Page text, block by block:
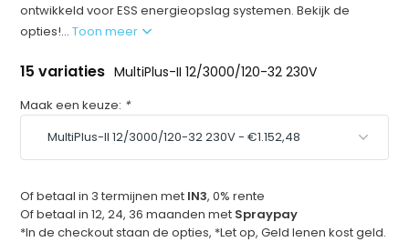
ontwikkeld voor ESS energieopslag systemen. Bekijk de
opties!...Toon meer
15 variaties MultiPlus-II 12/3000/120-32 230V
Maak een keuze: *
Of betaal in 3 termijnen met IN3, 0% rente
Of betaal in 12, 24, 36 maanden met Spraypay
*In de checkout staan de opties, *Let op, Geld lenen kost geld.